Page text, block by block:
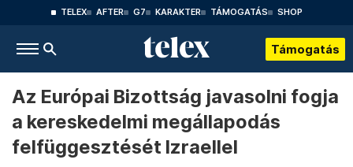
TELEX AFTER G7 KARAKTER TÁMOGATÁS SHOP
Támogatás
Az Európai Bizottság javasolni fogja
a kereskedelmi megállapodás
felfüggesztését Izraellel